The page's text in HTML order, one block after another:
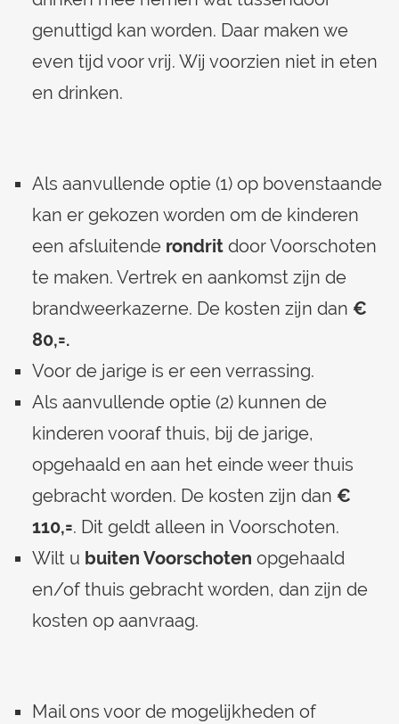
genuttigd kan worden. Daar maken we
even tijd voor vrij. Wij voorzien niet in eten
en drinken.
Als aanvullende optie (1) op bovenstaande
kan er gekozen worden om de kinderen
een afsluitende rondrit door Voorschoten
te maken. Vertrek en aankomst zijn de
brandweerkazerne. De kosten zijn dan €
80,=.
Voor de jarige is er een verrassing.
Als aanvullende optie (2) kunnen de
kinderen vooraf thuis, bij de jarige,
opgehaald en aan het einde weer thuis
gebracht worden. De kosten zijn dan €
110,=. Dit geldt alleen in Voorschoten.
Wilt u buiten Voorschoten opgehaald
en/of thuis gebracht worden, dan zijn de
kosten op aanvraag.
Mail ons voor de mogelijkheden of